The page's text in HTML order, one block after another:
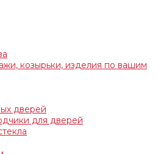
козырьки, изделия по вашим
дверей
для дверей